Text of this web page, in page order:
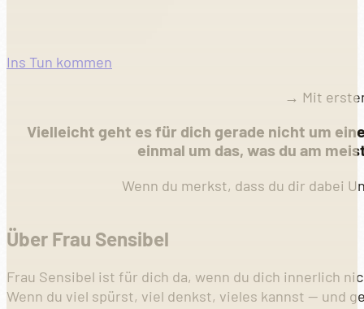
Ins Tun kommen
→ Mit
Vielleicht geht es für dich gerade nicht um
einmal um das, was du am
Wenn du merkst, dass du dir dabei
Über Frau Sensibel
Frau Sensibel ist für dich da, wenn du dich innerlich
Wenn du viel spürst, viel denkst, vieles kannst — und